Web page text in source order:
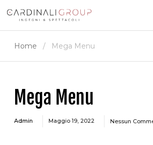
Home Mega Menu
Mega Menu
Admin Maggio 19, 2022 Nessun